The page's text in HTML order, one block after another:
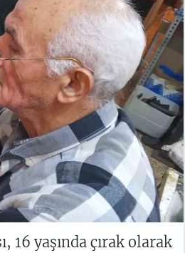
16 yaşında çırak olarak